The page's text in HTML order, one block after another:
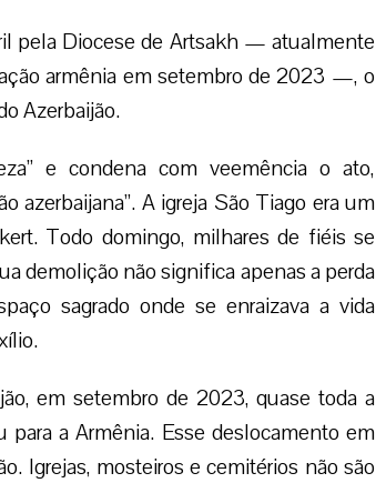
pela Diocese de Artsakh — atualmente
armênia em setembro de 2023 —, o
Azerbaijão.
e condena com veemência o ato,
azerbaijana”. A igreja São Tiago era um
Todo domingo, milhares de fiéis se
demolição não significa apenas a perda
sagrado onde se enraizava a vida
em setembro de 2023, quase toda a
a Armênia. Esse deslocamento em
Igrejas, mosteiros e cemitérios não são